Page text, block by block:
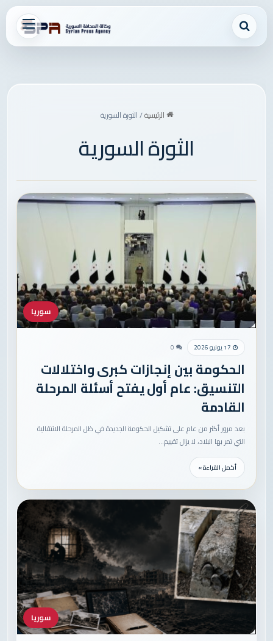
القائمة بحث عن
الرئيسية/الثورة السورية
الثورة السورية
سوريا
17 يونيو 2026 0
الحكومة بين إنجازات كبرى واختلالات
التنسيق: عام أول يفتح أسئلة المرحلة
القادمة
بعد مرور أكثر من عام على تشكيل الحكومة الجديدة في ظل المرحلة الانتقالية
التي تمر بها البلاد، لا يزال تقييم…
أكمل القراءة »
سوريا